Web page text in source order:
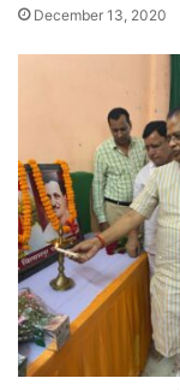
December 13, 2020